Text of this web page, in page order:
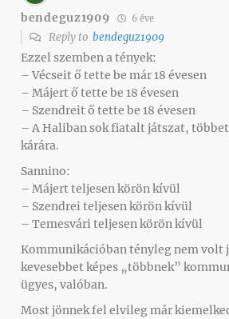
bendeguz1909 6 éve
Reply to bendeguz1909
Ezzel szemben a tények:
– Vécseit ő tette be már 18 évesen
– Májert ő tette be 18 évesen
– Szendreit ő tette be 18 évesen
– A Haliban sok fiatalt játszat,
kárára.
Sannino:
– Májert teljesen körön kívül
– Szendrei teljesen körön kívül
– Temesvári teljesen körön kívül
Kommunikációban tényleg nem volt
kevesebbet képes „többnek”
ügyes, valóban.
Most jönnek fel elvileg már